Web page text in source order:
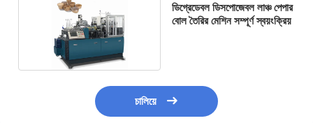
ডিগ্রেডেবল ডিসপোজেবল লাঞ্চ পেপার
বোল তৈরির মেশিন সম্পূর্ণ স্বয়ংক্রিয়
চালিয়ে